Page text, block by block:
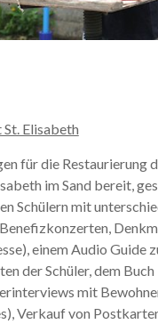
Elisabeth
für die Restaurierung
im Sand bereit,
Schülern mit
einem Audio Guide
der Schüler, dem
mit
Verkauf von